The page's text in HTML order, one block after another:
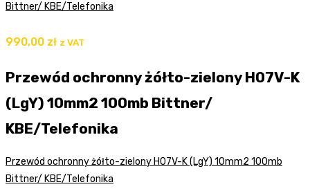
Bittner/ KBE/Telefonika
990,00 zł z VAT
Przewód ochronny żółto-zielony H07V-K
(LgY) 10mm2 100mb Bittner/
KBE/Telefonika
Przewód ochronny żółto-zielony H07V-K (LgY) 10mm2 100mb
Bittner/ KBE/Telefonika